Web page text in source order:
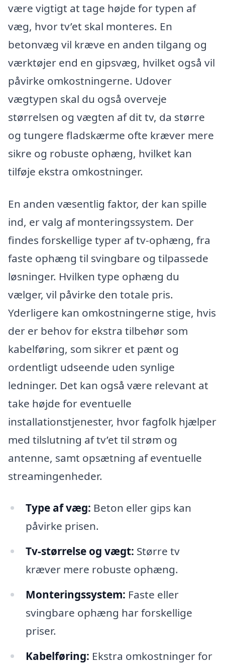
være vigtigt at tage højde for typen af
væg, hvor tv’et skal monteres. En
betonvæg vil kræve en anden tilgang og
værktøjer end en gipsvæg, hvilket også vil
påvirke omkostningerne. Udover
vægtypen skal du også overveje
størrelsen og vægten af dit tv, da større
og tungere fladskærme ofte kræver mere
sikre og robuste ophæng, hvilket kan
tilføje ekstra omkostninger.
En anden væsentlig faktor, der kan spille
ind, er valg af monteringssystem. Der
findes forskellige typer af tv-ophæng, fra
faste ophæng til svingbare og tilpassede
løsninger. Hvilken type ophæng du
vælger, vil påvirke den totale pris.
Yderligere kan omkostningerne stige, hvis
der er behov for ekstra tilbehør som
kabelføring, som sikrer et pænt og
ordentligt udseende uden synlige
ledninger. Det kan også være relevant at
take højde for eventuelle
installationstjenester, hvor fagfolk hjælper
med tilslutning af tv’et til strøm og
antenne, samt opsætning af eventuelle
streamingenheder.
Type af væg: Beton eller gips kan
påvirke prisen.
Tv-størrelse og vægt: Større tv
kræver mere robuste ophæng.
Monteringssystem: Faste eller
svingbare ophæng har forskellige
priser.
Kabelføring: Ekstra omkostninger for